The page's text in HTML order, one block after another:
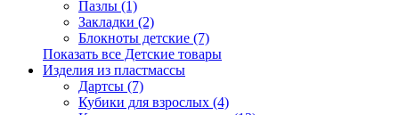
Пазлы (1)
Закладки (2)
Блокноты детские (7)
Показать все Детские товары
Изделия из пластмассы
Дартсы (7)
Кубики для взрослых (4)